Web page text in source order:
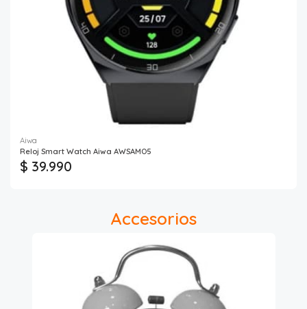
Aiwa
Reloj Smart Watch Aiwa AWSAMO5
$ 39.990
Accesorios